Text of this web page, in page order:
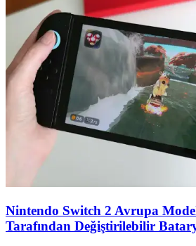
Nintendo Switch 2 Avrupa
Tarafından Değiştirilebilir